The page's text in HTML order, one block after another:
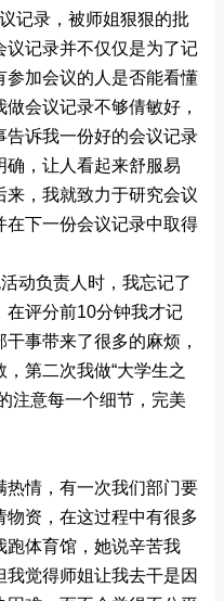
记录，被师姐狠狠的批
议记录并不仅仅是为了记
参加会议的人是否能看懂
会议记录不够倩敏好，
告诉我一份好的会议记录
确，让人看起来舒服易
，我就致力于研究会议
在下一份会议记录中取得
动负责人时，我忘记了
在评分前10分钟我才记
事带来了很多的麻烦，
第二次我做“大学生之
注意每一个细节，完美
热情，有一次我们部门要
物资，在这过程中有很多
跑体育馆，她说辛苦我
觉得师姐让我去干是因